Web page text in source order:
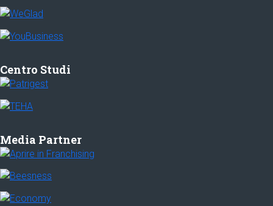
Centro Studi
Media Partner